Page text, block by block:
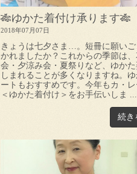
🎋ゆかた着付け承ります🎋
2018年07月07日
きょうは七夕さま…。短冊に願いご
かれましたか？これからの季節は
会・夕涼み会・夏祭りなど、ゆか
しまれることが多くなりますね。
ートもおすすめです。今年もカ・
＜ゆかた着付け＞をお手伝いしま ...
続き